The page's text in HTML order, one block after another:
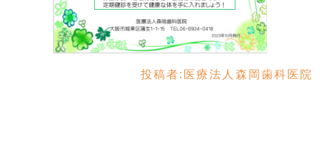
投稿者: 医療法人森岡歯科医院